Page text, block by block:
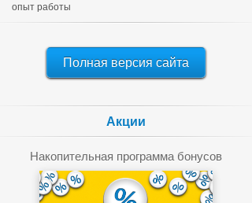
опыт работы
Полная версия сайта
Акции
Накопительная программа бонусов